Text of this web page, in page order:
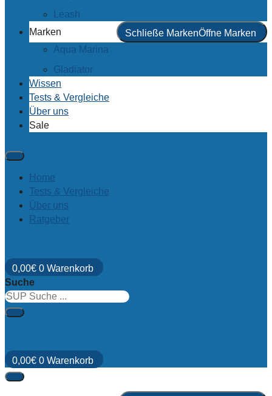
Leash
Marken
Schließe MarkenÖffne Marken
Aqua Marina
Gladiator
Wissen
Tests & Vergleiche
Über uns
Sale
Home
Tests & Vergleiche
Über uns
Ratgeber
0,00€ 0 Warenkorb
Suche
0,00€ 0 Warenkorb